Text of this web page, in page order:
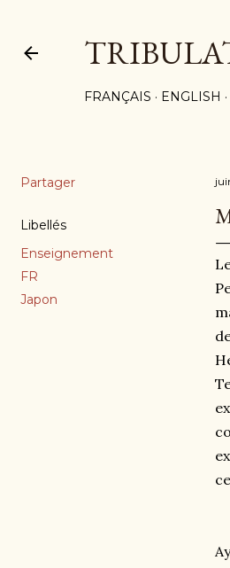
FRANÇAIS ENGLISH
Partager
Libellés
Enseignement
FR
Japon